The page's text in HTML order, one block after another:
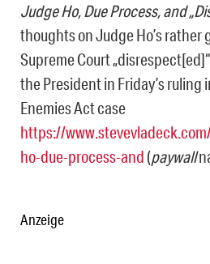
Judge Ho, Due Process, and
thoughts on Judge Ho’s
Supreme Court
the President in Friday’s ruling
Enemies Act case
https://
ho-due-process-and(paywall
Anzeige